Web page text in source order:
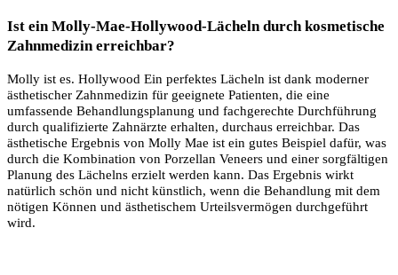
Ist ein Molly-Mae-Hollywood-Lächeln durch kosmetische
Zahnmedizin erreichbar?
Molly ist es. Hollywood Ein perfektes Lächeln ist dank moderner
ästhetischer Zahnmedizin für geeignete Patienten, die eine
umfassende Behandlungsplanung und fachgerechte Durchführung
durch qualifizierte Zahnärzte erhalten, durchaus erreichbar. Das
ästhetische Ergebnis von Molly Mae ist ein gutes Beispiel dafür, was
durch die Kombination von Porzellan Veneers und einer sorgfältigen
Planung des Lächelns erzielt werden kann. Das Ergebnis wirkt
natürlich schön und nicht künstlich, wenn die Behandlung mit dem
nötigen Können und ästhetischem Urteilsvermögen durchgeführt
wird.